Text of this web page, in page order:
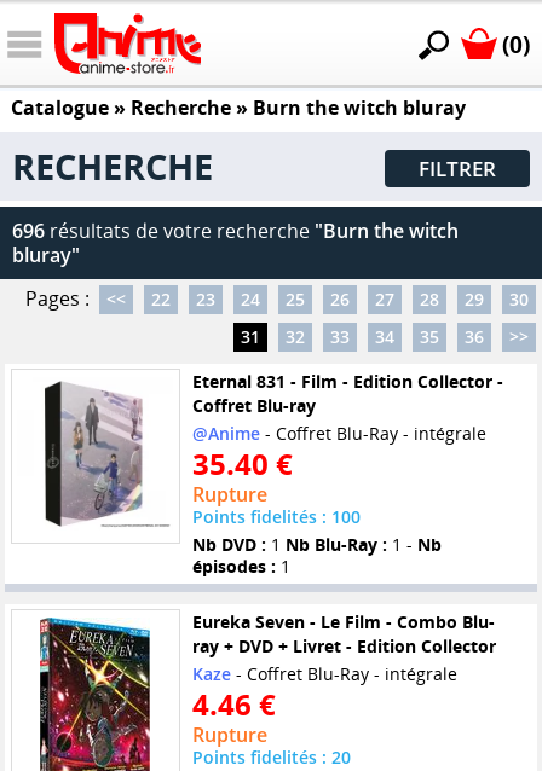
(0)
Catalogue» Recherche » Burn the witch bluray
RECHERCHE FILTRER
696 résultats de votre recherche "Burn the witch
bluray"
Pages :
<< 22 23 24 25 26 27 28 29
30
31
32 33 34 35 36
>>
Eternal 831 - Film - Edition Collector -
Coffret Blu-ray
@Anime- Coffret Blu-Ray - intégrale
35.40 €
Rupture
Points fidelités : 100
Nb DVD : 1 Nb Blu-Ray : 1 - Nb
épisodes : 1
Eureka Seven - Le Film - Combo Blu-
ray + DVD + Livret - Edition Collector
Kaze- Coffret Blu-Ray - intégrale
4.46 €
Rupture
Points fidelités : 20